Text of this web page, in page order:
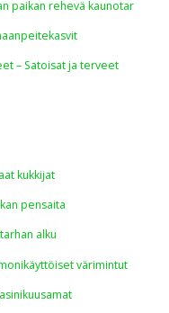
paikan rehevä kaunotar
– Satoisat ja terveet
kukkijat
pensaita
alku
värimintut